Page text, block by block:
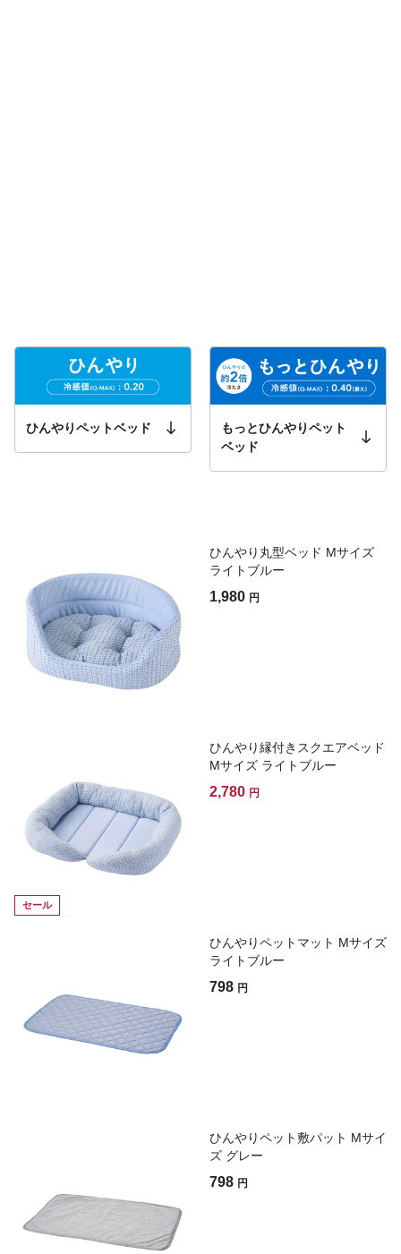
ひんやりペットベッド
もっとひんやりペット
ベッド
ひんやり丸型ベッド Mサイズ
ライトブルー
1,980 円
セール
ひんやり縁付きスクエアベッド
Mサイズ ライトブルー
2,780 円
ひんやりペットマット Mサイズ
ライトブルー
798 円
ひんやりペット敷パット Mサイ
ズ グレー
798 円